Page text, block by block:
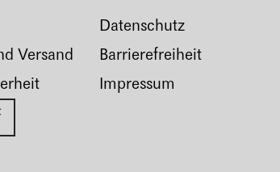
Versand
Datenschutz
Barrierefreiheit
Impressum